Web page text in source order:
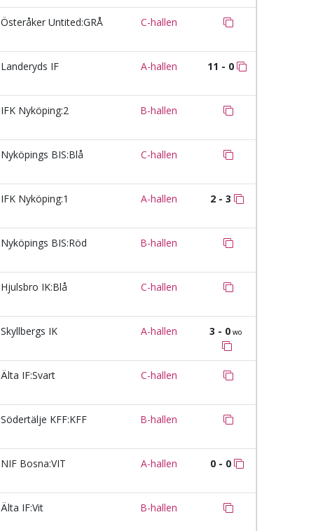
Österåker Untited:GRÅ C-hallen
Landeryds IF A-hallen 11 - 0
IFK Nyköping:2 B-hallen
Nyköpings BIS:Blå C-hallen
IFK Nyköping:1 A-hallen 2 - 3
Nyköpings BIS:Röd B-hallen
Hjulsbro IK:Blå C-hallen
Skyllbergs IK A-hallen 3 - 0 wo
Älta IF:Svart C-hallen
Södertälje KFF:KFF B-hallen
NIF Bosna:VIT A-hallen 0 - 0
Älta IF:Vit B-hallen